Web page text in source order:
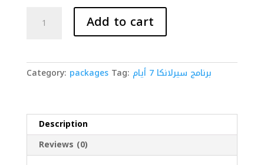
سيرلانكا
quantity
Add to cart
Category: packages Tag: برنامج سيرلانكا 7 أيام
Description
Reviews (0)